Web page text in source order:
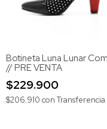
Botineta Luna Lunar
// PRE VENTA
$229.900
$206.910 con Transferencia